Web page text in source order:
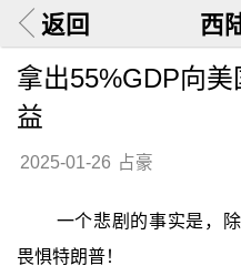
返回 西
拿出55%GDP向美
益
2025-01-26 占豪
一个悲剧的事实是，
畏惧特朗普！